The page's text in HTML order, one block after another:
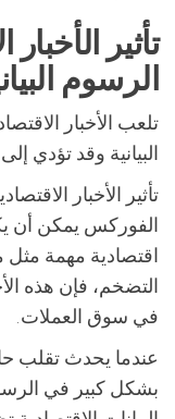
تأثير
الرسوم
تلعب الأخبار
البيانية وقد تؤدي
تأثير الأخبار
الفوركس يمكن أن
اقتصادية مهمة مثل
التضخم، فإن هذه
في سوق العملات.
عندما يحدث تقلب
بشكل كبير في